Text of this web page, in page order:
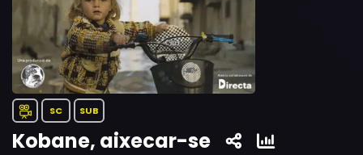
SC SUB
Kobane, aixecar-se